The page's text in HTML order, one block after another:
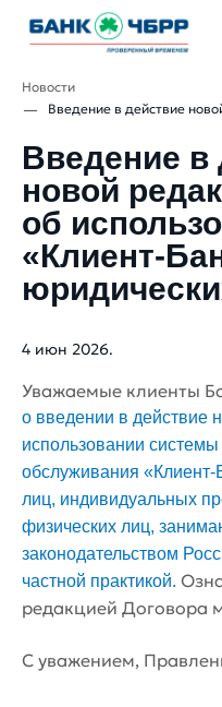
Новости
Введение в
новой
об
«Клиент-
4 июн 2026.
Уважаемые клиенты
о введении в действие
использовании системы
обслуживания
лиц, индивидуальных
физических лиц,
законодательством
частной практикой.
редакцией Договора
С уважением,